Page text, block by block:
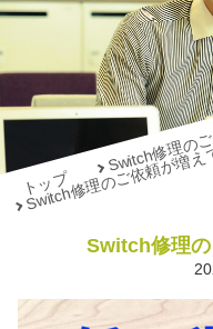
トップ
Switch修理
Switch修理のご依頼が増
Switch修理の